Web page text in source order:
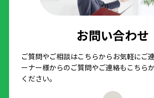
お問い合わせ
ご質問やご相談はこちらからお気軽にご
ーナー様からのご質問やご連絡もこちら
ください。